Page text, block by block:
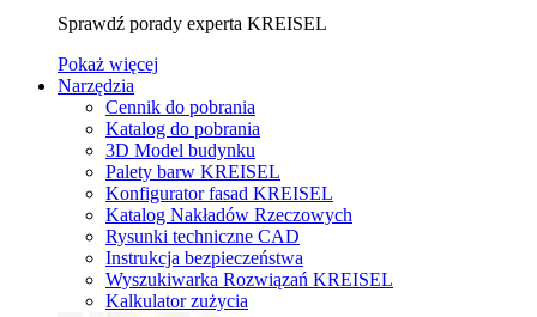
Sprawdź porady experta KREISEL
Pokaż więcej
Narzędzia
Cennik do pobrania
Katalog do pobrania
3D Model budynku
Palety barw KREISEL
Konfigurator fasad KREISEL
Katalog Nakładów Rzeczowych
Rysunki techniczne CAD
Instrukcja bezpieczeństwa
Wyszukiwarka Rozwiązań KREISEL
Kalkulator zużycia